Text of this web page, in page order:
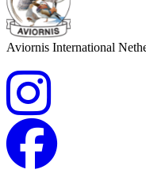
Aviornis International